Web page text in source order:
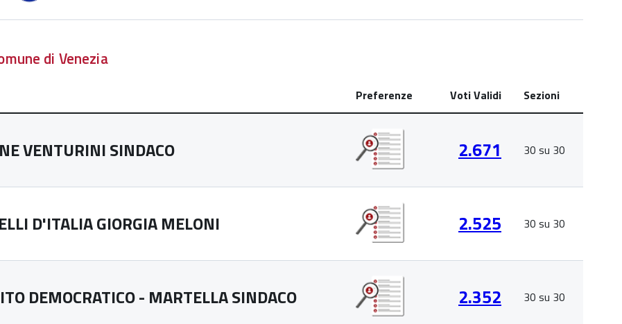
di Venezia
Preferenze Voti Validi Sezioni
VENTURINI SINDACO 2.671 30 su 30
D'ITALIA GIORGIA MELONI 2.525 30 su 30
DEMOCRATICO - MARTELLA SINDACO 2.352 30 su 30